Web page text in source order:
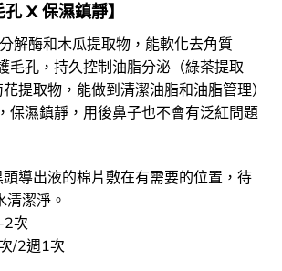
X 保濕鎮靜】
解酶和木瓜提取物，能軟化去角質
毛孔，持久控制油脂分泌（綠茶提取
提取物，能做到清潔油脂和油脂管理）
保濕鎮靜，用後鼻子也不會有泛紅問題
導出液的棉片敷在有需要的位置，待
清潔淨。
2次
/2週1次